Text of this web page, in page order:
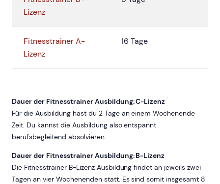
Lizenz
Fitnesstrainer A-
Lizenz
16 Tage
Dauer der Fitnesstrainer Ausbildung: C-Lizenz
Für die Ausbildung hast du 2 Tage an einem Wochenende
Zeit. Du kannst die Ausbildung also entspannt
berufsbegleitend absolvieren.
Dauer der Fitnesstrainer Ausbildung: B-Lizenz
Die Fitnesstrainer B-Lizenz Ausbildung findet an jeweils zwei
Tagen an vier Wochenenden statt. Es sind somit insgesamt 8